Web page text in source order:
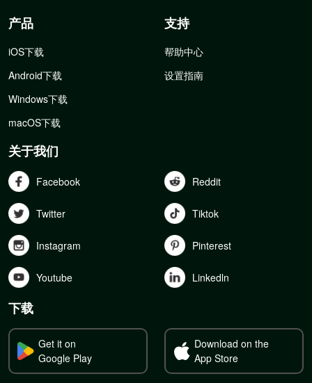
产品
iOS下载
Android下载
Windows下载
macOS下载
支持
帮助中心
设置指南
关于我们
Facebook Reddit
Twitter Tiktok
Instagram Pinterest
Youtube Linkedln
下载
Get it on
Google Play
Download on the
App Store